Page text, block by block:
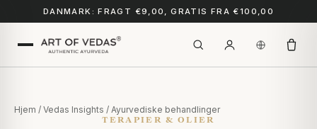
DANMARK: FRAGT €9,00, GRATIS FRA €100,00
Hjem / Vedas Insights / Ayurvediske behandlinger
TERAPIER & OLIER